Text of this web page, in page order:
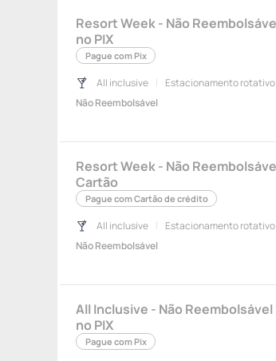
Resort Week - Não
no PIX
Pague com Pix
All inclusive Estacionamento rotativo
Não Reembolsável
Resort Week - Não
Cartão
Pague com Cartão de crédito
All inclusive Estacionamento rotativo
Não Reembolsável
All Inclusive - Não Reembolsável
no PIX
Pague com Pix